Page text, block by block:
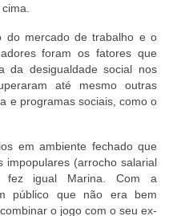
do mercado de trabalho e o
foram os fatores que
da desigualdade social nos
até mesmo outras
e programas sociais, como o
em ambiente fechado que
impopulares (arrocho salarial
fez igual Marina. Com a
público que não era bem
o jogo com o seu ex-